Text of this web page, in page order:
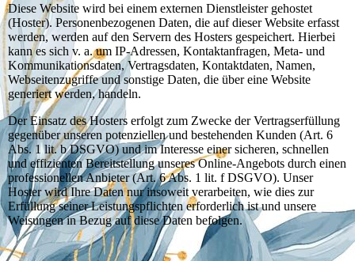
Diese Website wird bei einem externen Dienstleister gehostet
(Hoster). Personenbezogenen Daten, die auf dieser Website erfasst
werden, werden auf den Servern des Hosters gespeichert. Hierbei
kann es sich v. a. um IP-Adressen, Kontaktanfragen, Meta- und
Kommunikationsdaten, Vertragsdaten, Kontaktdaten, Namen,
Webseitenzugriffe und sonstige Daten, die über eine Website
generiert werden, handeln.
Der Einsatz des Hosters erfolgt zum Zwecke der Vertragserfüllung
gegenüber unseren potenziellen und bestehenden Kunden (Art. 6
Abs. 1 lit. b DSGVO) und im Interesse einer sicheren, schnellen
und effizienten Bereitstellung unseres Online-Angebots durch einen
professionellen Anbieter (Art. 6 Abs. 1 lit. f DSGVO). Unser
Hoster wird Ihre Daten nur insoweit verarbeiten, wie dies zur
Erfüllung seiner Leistungspflichten erforderlich ist und unsere
Weisungen in Bezug auf diese Daten befolgen.